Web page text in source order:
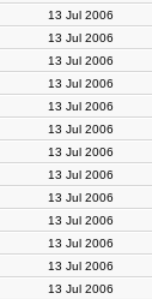
13 Jul 2006
13 Jul 2006
13 Jul 2006
13 Jul 2006
13 Jul 2006
13 Jul 2006
13 Jul 2006
13 Jul 2006
13 Jul 2006
13 Jul 2006
13 Jul 2006
13 Jul 2006
13 Jul 2006